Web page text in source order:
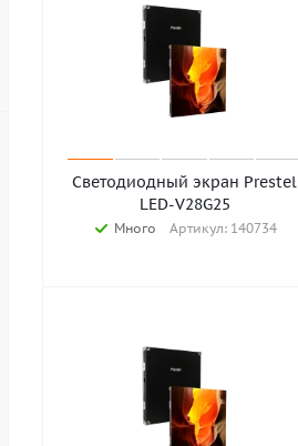
Светодиодный экран Prestel
LED-V28G25
Много Артикул: 140734